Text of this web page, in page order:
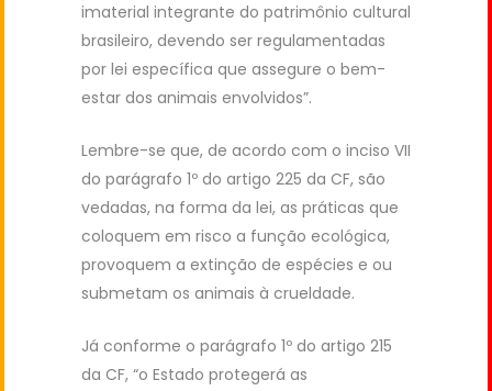
imaterial integrante do patrimônio cultural
brasileiro, devendo ser regulamentadas
por lei específica que assegure o bem-
estar dos animais envolvidos”.
Lembre-se que, de acordo com o inciso VII
do parágrafo 1º do artigo 225 da CF, são
vedadas, na forma da lei, as práticas que
coloquem em risco a função ecológica,
provoquem a extinção de espécies e ou
submetam os animais à crueldade.
Já conforme o parágrafo 1º do artigo 215
da CF, “o Estado protegerá as